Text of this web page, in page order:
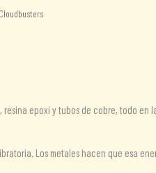
resina epoxi y tubos de cobre, todo en
Los metales hacen que esa